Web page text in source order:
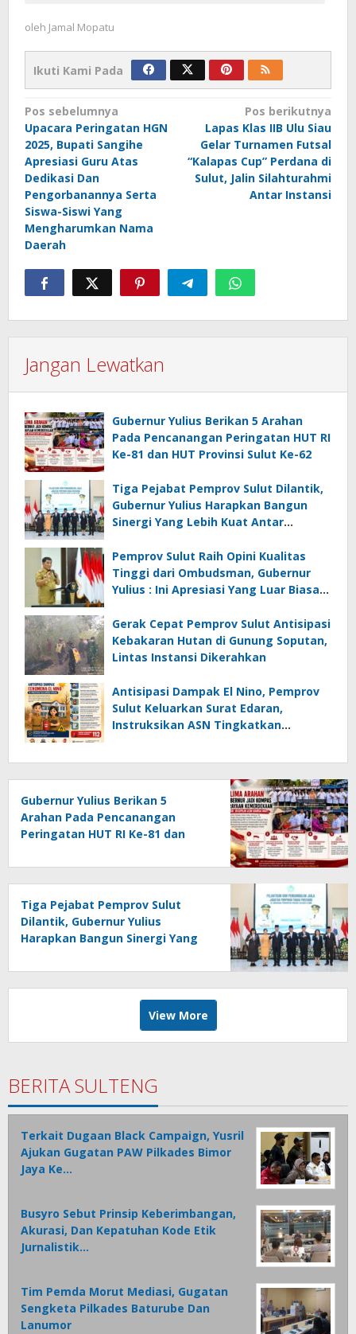
oleh Jamal Mopatu
Ikuti Kami Pada
Navigasi
pos
Pos sebelumnya
Upacara Peringatan HGN
2025, Bupati Sangihe
Apresiasi Guru Atas
Dedikasi Dan
Pengorbanannya Serta
Siswa-Siswi Yang
Mengharumkan Nama
Daerah
Pos berikutnya
Lapas Klas IIB Ulu Siau
Gelar Turnamen Futsal
“Kalapas Cup” Perdana di
Sulut, Jalin Silahturahmi
Antar Instansi
Jangan Lewatkan
Gubernur Yulius Berikan 5 Arahan
Pada Pencanangan Peringatan HUT RI
Ke-81 dan HUT Provinsi Sulut Ke-62
Tiga Pejabat Pemprov Sulut Dilantik,
Gubernur Yulius Harapkan Bangun
Sinergi Yang Lebih Kuat Antar
Pemprov Sulut Raih Opini Kualitas
Tinggi dari Ombudsman, Gubernur
Yulius : Ini Apresiasi Yang Luar Biasa,
Gerak Cepat Pemprov Sulut Antisipasi
Kebakaran Hutan di Gunung Soputan,
Lintas Instansi Dikerahkan
Antisipasi Dampak El Nino, Pemprov
Sulut Keluarkan Surat Edaran,
Instruksikan ASN Tingkatkan
Gubernur Yulius Berikan 5
Arahan Pada Pencanangan
Peringatan HUT RI Ke-81 dan
Tiga Pejabat Pemprov Sulut
Dilantik, Gubernur Yulius
Harapkan Bangun Sinergi Yang
View More
BERITA SULTENG
Terkait Dugaan Black Campaign, Yusril
Ajukan Gugatan PAW Pilkades Bimor
Jaya Ke…
Busyro Sebut Prinsip Keberimbangan,
Akurasi, Dan Kepatuhan Kode Etik
Jurnalistik…
Tim Pemda Morut Mediasi, Gugatan
Sengketa Pilkades Baturube Dan
Lanumor